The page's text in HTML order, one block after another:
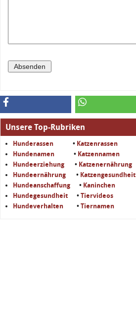
Unsere Top-Rubriken
Hunderassen • Katzenrassen
Hundenamen
• Katzennamen
Hundeerziehung • Katzenernährung
Hundeernährung • Katzengesundheit
Hundeanschaffung • Kaninchen
Hundegesundheit • Tiervideos
Hundeverhalten • Tiernamen